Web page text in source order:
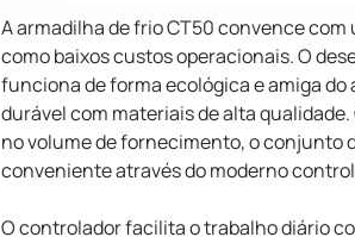
A armadilha de frio CT50 convence
como baixos custos operacionais. O
funciona de forma ecológica e amiga
durável com materiais de alta
no volume de fornecimento, o conjunto
conveniente através do moderno
O controlador facilita o trabalho diário